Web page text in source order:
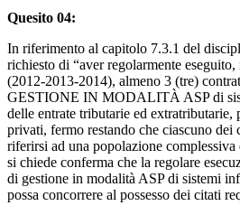
Quesito 04:
In riferimento al capitolo 7.3.1 del
richiesto di “aver regolarmente
(2012-2013-2014), almeno 3 (tre)
GESTIONE IN MODALITÀ ASP di
delle entrate tributarie ed
privati, fermo restando che ciascuno dei
riferirsi ad una popolazione
si chiede conferma che la regolare
di gestione in modalità ASP di sistemi
possa concorrere al possesso dei citati